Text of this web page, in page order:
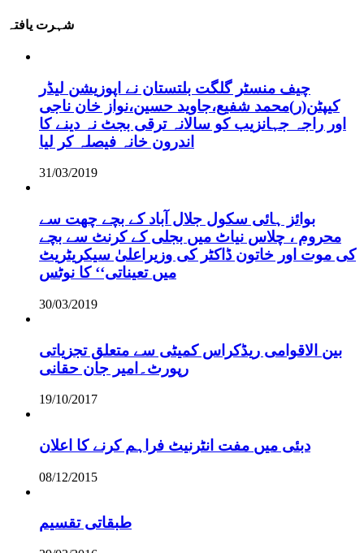
شہرت یافتہ
چیف منسٹر گلگت بلتستان نے اپوزیشن لیڈر
کیپٹن(ر)محمد شفیع،جاوید حسین،نواز خان ناجی
اور راجہ جہانزیب کو سالانہ ترقی بجٹ نہ دینے کا
اندرون خانہ فیصلہ کر لیا
31/03/2019
بوائز ہائی سکول جلال آباد کے بچے چھت سے
محروم ، چلاس نیاٹ میں بجلی کے کرنٹ سے بچے
کی موت اور خاتون ڈاکٹر کی وزیراعلیٰ سیکریٹریٹ
میں تعیناتی‘‘ کا نوٹس
30/03/2019
بین الاقوامی ریڈکراس کمیٹی سے متعلق تجزیاتی
رپورٹ۔امیر جان حقانی
19/10/2017
دبئی میں مفت انٹرنیٹ فراہم کرنے کا اعلان
08/12/2015
طبقاتی تقسیم